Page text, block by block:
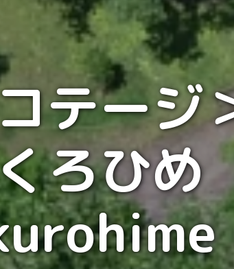
テージ
ろひめ